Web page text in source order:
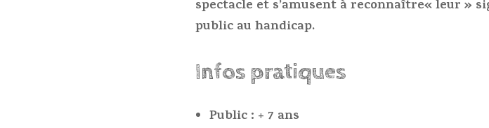
spectacle et s’amusent à reconnaître« leur »
public au handicap.
Infos pratiques
Public : + 7 ans